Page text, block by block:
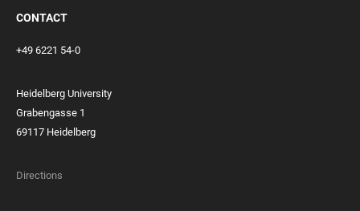
CONTACT
+49 6221 54-0
Heidelberg University
Grabengasse 1
69117 Heidelberg
Directions